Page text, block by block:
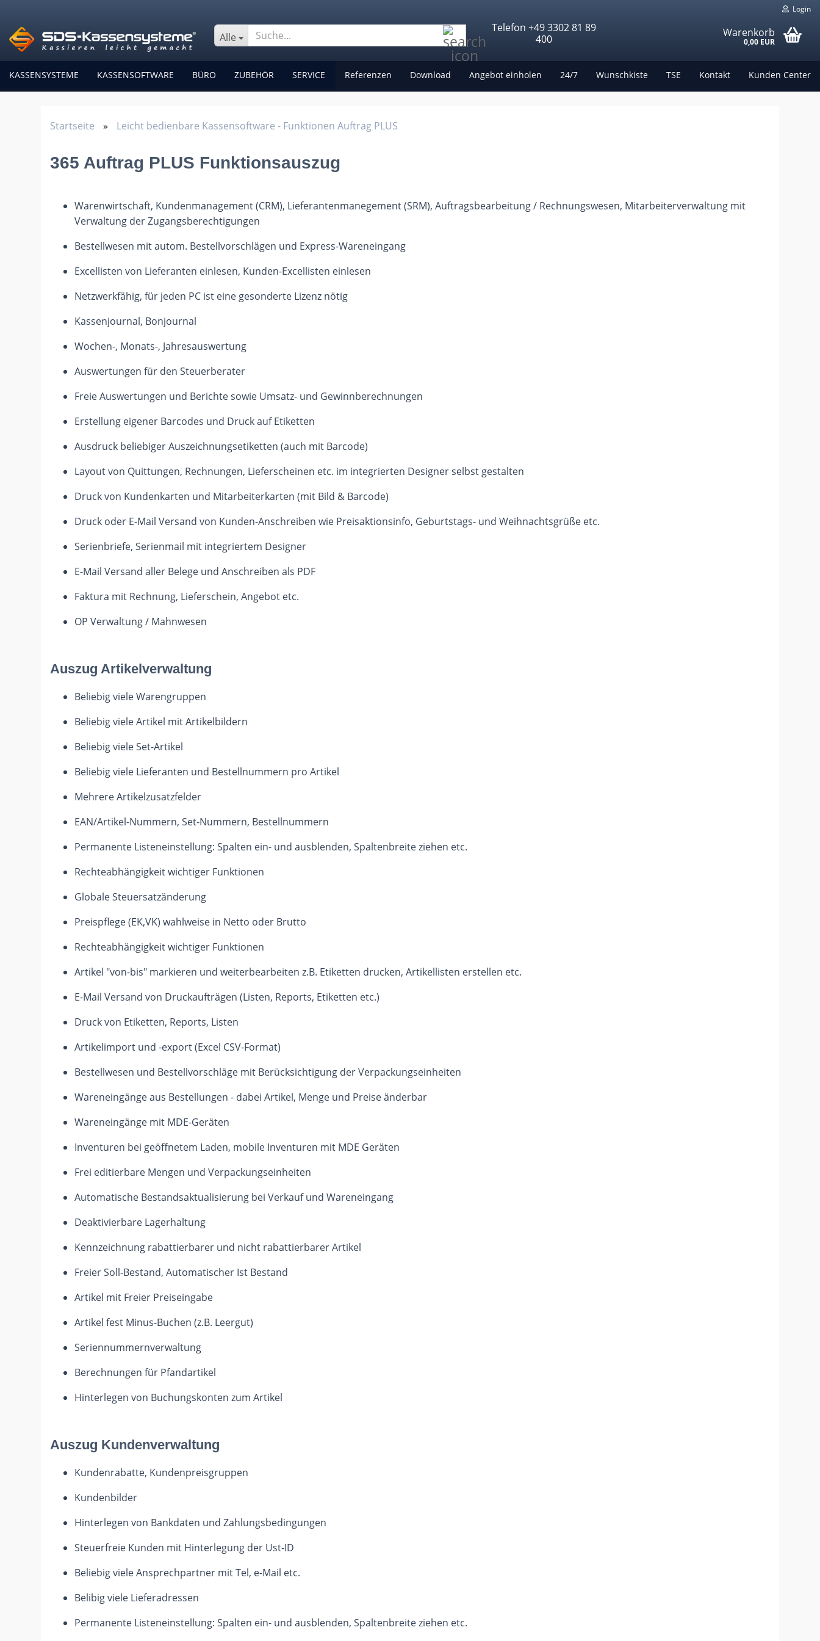
Login
Alle Suche...Telefon +49 3302 81 89
400
Warenkorb
0,00 EUR
KASSENSYSTEME KASSENSOFTWARE BÜRO ZUBEHÖR SERVICE Referenzen Download Angebot einholen 24/7 Wunschkiste TSE Kontakt Kunden Center
Startseite » Leicht bedienbare Kassensoftware - Funktionen Auftrag PLUS
365 Auftrag PLUS Funktionsauszug
Warenwirtschaft, Kundenmanagement (CRM), Lieferantenmanegement (SRM), Auftragsbearbeitung / Rechnungswesen, Mitarbeiterverwaltung mit
Verwaltung der Zugangsberechtigungen
Bestellwesen mit autom. Bestellvorschlägen und Express-Wareneingang
Excellisten von Lieferanten einlesen, Kunden-Excellisten einlesen
Netzwerkfähig, für jeden PC ist eine gesonderte Lizenz nötig
Kassenjournal, Bonjournal
Wochen-, Monats-, Jahresauswertung
Auswertungen für den Steuerberater
Freie Auswertungen und Berichte sowie Umsatz- und Gewinnberechnungen
Erstellung eigener Barcodes und Druck auf Etiketten
Ausdruck beliebiger Auszeichnungsetiketten (auch mit Barcode)
Layout von Quittungen, Rechnungen, Lieferscheinen etc. im integrierten Designer selbst gestalten
Druck von Kundenkarten und Mitarbeiterkarten (mit Bild & Barcode)
Druck oder E-Mail Versand von Kunden-Anschreiben wie Preisaktionsinfo, Geburtstags- und Weihnachtsgrüße etc.
Serienbriefe, Serienmail mit integriertem Designer
E-Mail Versand aller Belege und Anschreiben als PDF
Faktura mit Rechnung, Lieferschein, Angebot etc.
OP Verwaltung / Mahnwesen
Auszug Artikelverwaltung
Beliebig viele Warengruppen
Beliebig viele Artikel mit Artikelbildern
Beliebig viele Set-Artikel
Beliebig viele Lieferanten und Bestellnummern pro Artikel
Mehrere Artikelzusatzfelder
EAN/Artikel-Nummern, Set-Nummern, Bestellnummern
Permanente Listeneinstellung: Spalten ein- und ausblenden, Spaltenbreite ziehen etc.
Rechteabhängigkeit wichtiger Funktionen
Globale Steuersatzänderung
Preispflege (EK,VK) wahlweise in Netto oder Brutto
Rechteabhängigkeit wichtiger Funktionen
Artikel "von-bis" markieren und weiterbearbeiten z.B. Etiketten drucken, Artikellisten erstellen etc.
E-Mail Versand von Druckaufträgen (Listen, Reports, Etiketten etc.)
Druck von Etiketten, Reports, Listen
Artikelimport und -export (Excel CSV-Format)
Bestellwesen und Bestellvorschläge mit Berücksichtigung der Verpackungseinheiten
Wareneingänge aus Bestellungen - dabei Artikel, Menge und Preise änderbar
Wareneingänge mit MDE-Geräten
Inventuren bei geöffnetem Laden, mobile Inventuren mit MDE Geräten
Frei editierbare Mengen und Verpackungseinheiten
Automatische Bestandsaktualisierung bei Verkauf und Wareneingang
Deaktivierbare Lagerhaltung
Kennzeichnung rabattierbarer und nicht rabattierbarer Artikel
Freier Soll-Bestand, Automatischer Ist Bestand
Artikel mit Freier Preiseingabe
Artikel fest Minus-Buchen (z.B. Leergut)
Seriennummernverwaltung
Berechnungen für Pfandartikel
Hinterlegen von Buchungskonten zum Artikel
Auszug Kundenverwaltung
Kundenrabatte, Kundenpreisgruppen
Kundenbilder
Hinterlegen von Bankdaten und Zahlungsbedingungen
Steuerfreie Kunden mit Hinterlegung der Ust-ID
Beliebig viele Ansprechpartner mit Tel, e-Mail etc.
Belibig viele Lieferadressen
Permanente Listeneinstellung: Spalten ein- und ausblenden, Spaltenbreite ziehen etc.